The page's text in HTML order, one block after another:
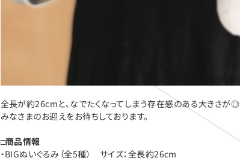
全長が約26cmと、なでたくなってしまう存在感のある大きさが◎
みなさまのお迎えをお待ちしております。
□商品情報
・BIGぬいぐるみ（全5種） サイズ：全長約26cm